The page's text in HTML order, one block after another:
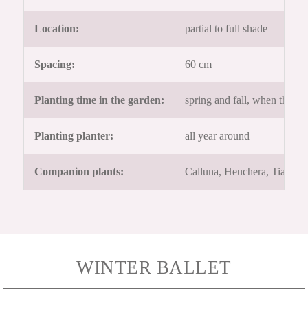
Location: partial to full shade
Spacing: 60 cm
Planting time in the garden: spring and fall, when the
Planting planter: all year around
Companion plants: Calluna, Heuchera,
WINTER BALLET